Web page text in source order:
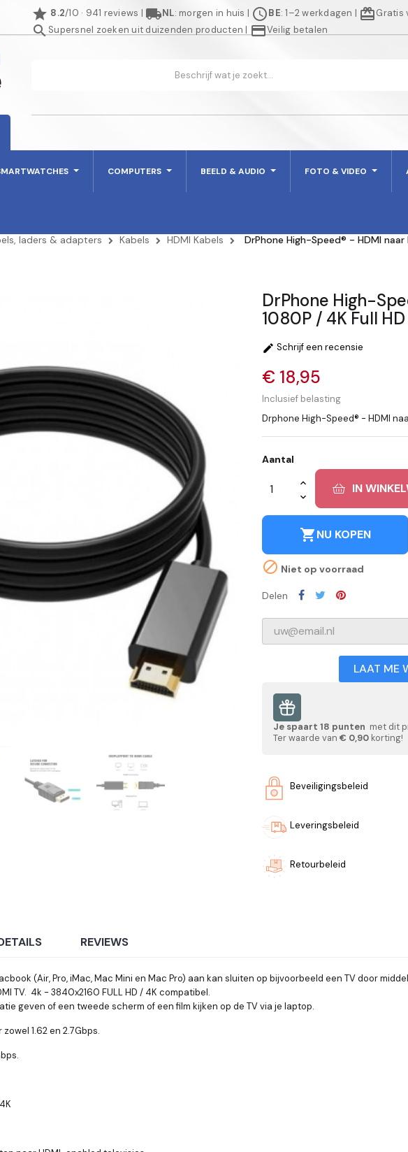
star 8.2/10 · 941 reviews | local_shippingNL: morgen in huis | scheduleBE: 1–2 werkdagen | redeemGratis
searchSupersnel zoeken uit duizenden producten | credit_cardVeilig betalen
COMPUTERS BEELD & AUDIO FOTO & VIDEO
laders & adapters Kabels HDMI Kabels
DrPhone High-Speed® - HDMI
DrPhone High-
1080P / 4K Full
 Schrijf een recensie
€ 18,95
Inclusief belasting
Drphone High-Speed® - HDMI
Aantal
IN
shopping_cartNU KOPEN
 Niet op voorraad
Delen
LAAT ME
Je spaart 18 punten met dit
Ter waarde van € 0,90 korting!
Beveiligingsbeleid
Leveringsbeleid
Retourbeleid
REVIEWS
(Air, Pro, iMac, Mac Mini en Mac Pro) aan kan sluiten op bijvoorbeeld een TV door
TV. 4k - 3840x2160 FULL HD / 4K compatibel.
geven of een tweede scherm of een film kijken op de TV via je laptop.
1.62 en 2.7Gbps.